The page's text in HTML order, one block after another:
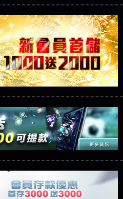
拿回被騙資金
KnTop無法出金 被KnTop詐騙
】機台運算專案是詐騙嗎
騙 機台運算專案是真的嗎
錢怎麼辦 本文教你如何拿
騙持續收割國人中【免費
是詐騙嗎 Hoyabit是不是詐
詐騙的錢怎麼辦
資金
化行銷詐騙持續收割國人
】KS.M多元化行銷是詐
不是詐騙 KS.M多元化行銷是
銷詐騙的錢怎麼辦 本文教
「zg369」深度解析野原
野原家 Family & Love是不是詐
真的嗎 野原家 Family & Love是
Family & Love是詐騙平台
騙持續收割國人中【免費
橋是詐騙嗎 元盈橋是不是
元盈橋詐騙的錢怎麼辦
資金
【zg369】M.L.Edge利用新
是真的嗎 M.L.Edge是不
M.L.Edge】M.L.Edge無法出
詐騙持續收割國人中【免
是詐騙嗎 Robinhood是
持續收割國人中【免費討回
）無法出金 請小心群組暗椿
當詐騙 當當是不是詐騙 當
嗎 六旬老婦深信當當高獲
據指路，開啟你的高回報
不藏私】2025 線上老虎機
和平台安全的全攻略！
武俠》老虎機真的猛！玩
種中獎方式！
遊戲完整攻略！熱門老虎
鬆稱霸老虎機！
智投資詐騙套路緊急追討
是詐騙 力智投資是真的嗎
商行詐騙追回資金賴
爛死了黑網不要玩
錢直接鎖帳號可以去吃屎
我也是小畢的會員～～
做假對話來毀謗欸哈哈哈
司
出金幾次後贏錢就不給出
次後贏了就不出金出
垃圾平台
嗎現在也是一樣的狀況
處
多萬會出金嗎，有誰可以